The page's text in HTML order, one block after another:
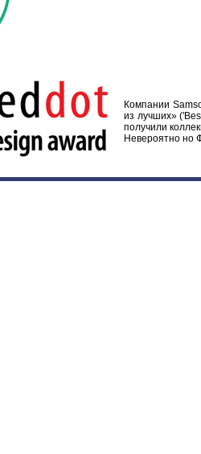
Компании
из лучших»
получили
Невероятно но